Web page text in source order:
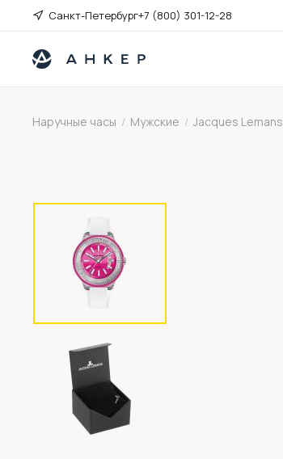
Санкт-Петербург+7 (800) 301-12-28
Наручные часы / Мужские / Jacques Lemans